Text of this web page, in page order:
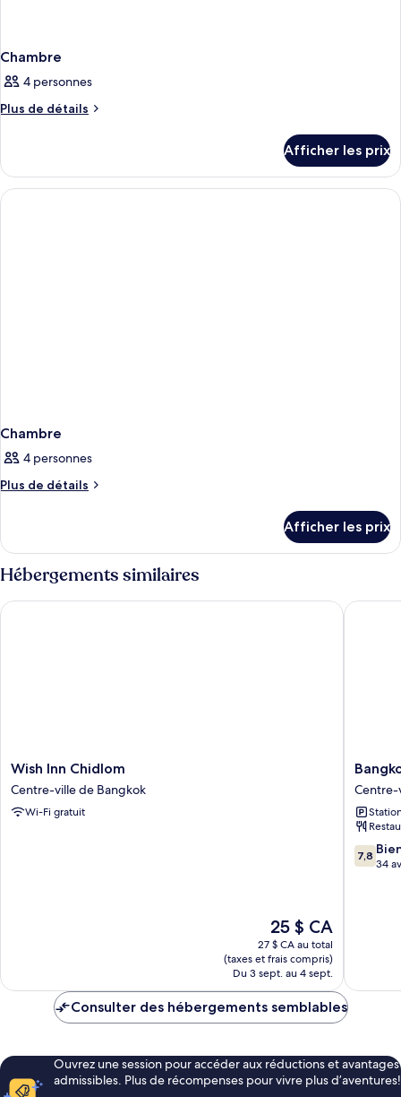
Chambre
4 personnes
Plus de détails
Plus
Chambre
Afficher les prix
Chambre
4 personnes
Plus de détails
Plus
Chambre
Afficher les prix
Hébergements similaires
Wish
Inn
Chidlom
Centre-
Wish Inn Chidlom
Centre-ville de Bangkok
Wi-Fi gratuit
Le
prix
est
de
25 $ CA
25 $ CA
27 $ CA au total
(taxes et frais compris)
Du 3 sept. au 4 sept.
Wish Inn Chidlom
City
Suite
Centre-
ville
de
Centre-
7.8
sur
7,8
34
Consulter des hébergements semblables
Ouvrez une session pour accéder aux réductions et avantages
admissibles. Plus de récompenses pour vivre plus d’aventures!